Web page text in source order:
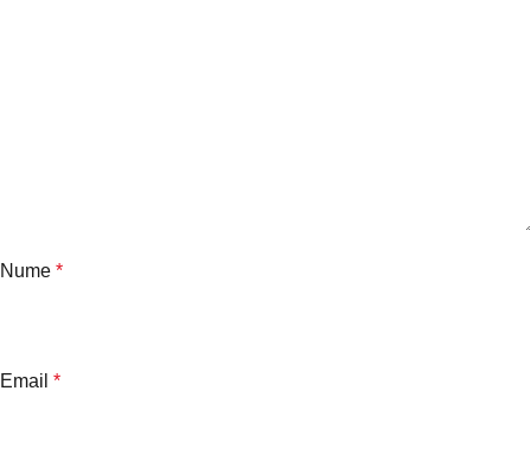
Nume *
Email *